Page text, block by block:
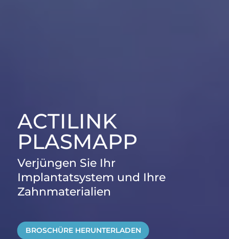
ACTILINK
PLASMAPP
Verjüngen Sie Ihr
Implantatsystem und Ihre
Zahnmaterialien
BROSCHÜRE HERUNTERLADEN